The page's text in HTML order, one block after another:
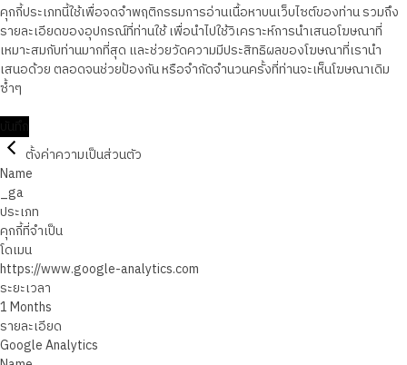
คุกกี้ประเภทนี้ใช้เพื่อจดจำพฤติกรรมการอ่านเนื้อหาบนเว็บไซต์ของท่าน รวมถึง
รายละเอียดของอุปกรณ์ที่ท่านใช้ เพื่อนำไปใช้วิเคราะห์การนำเสนอโฆษณาที่
เหมาะสมกับท่านมากที่สุด และช่วยวัดความมีประสิทธิผลของโฆษณาที่เรานำ
เสนอด้วย ตลอดจนช่วยป้องกัน หรือจำกัดจำนวนครั้งที่ท่านจะเห็นโฆษณาเดิม
ซ้ำๆ
ตั้งค่าความเป็นส่วนตัว
Name
_ga
ประเภท
คุกกี้ที่จำเป็น
โดเมน
https://www.google-analytics.com
ระยะเวลา
1 Months
รายละเอียด
Google Analytics